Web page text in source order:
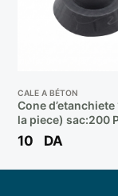
CALE A BÉTON
Cone d’etanchiete
la piece) sac:200
10 DA